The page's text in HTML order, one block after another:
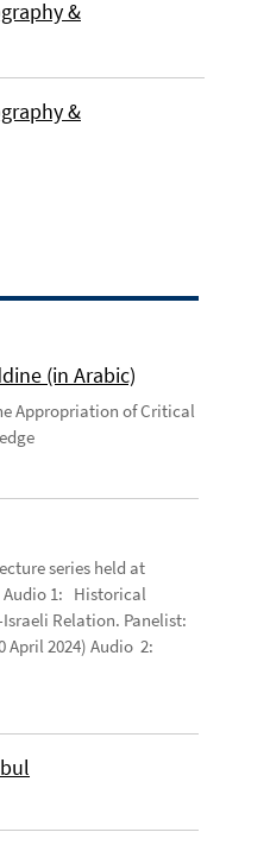
&
&
(in Arabic)
Appropriation of Critical
series held at
Audio 1: Historical
Relation. Panelist:
April 2024) Audio 2: